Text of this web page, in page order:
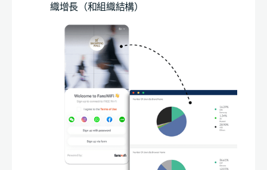
織增長（和組織結構）